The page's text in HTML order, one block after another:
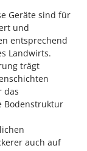
Geräte sind für
und
entsprechend
Landwirts.
trägt
das
Bodenstruktur
auch auf